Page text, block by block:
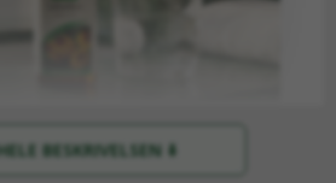
BESKRIVELSEN ⬇️